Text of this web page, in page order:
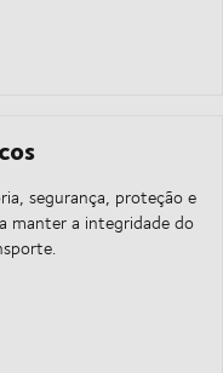
segurança, proteção e
manter a integridade do